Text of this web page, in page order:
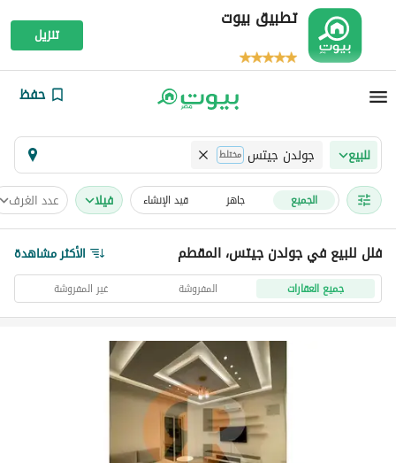
تطبيق بيوت
تنزيل
حفظ
للبيع جولدن جيتس مختلط
الجميع جاهز قيد الإنشاء فیلا عدد الغرف
فلل للبيع في جولدن جيتس، المقطم الأكثر مشاهدة
جميع العقارات المفروشة غير المفروشة